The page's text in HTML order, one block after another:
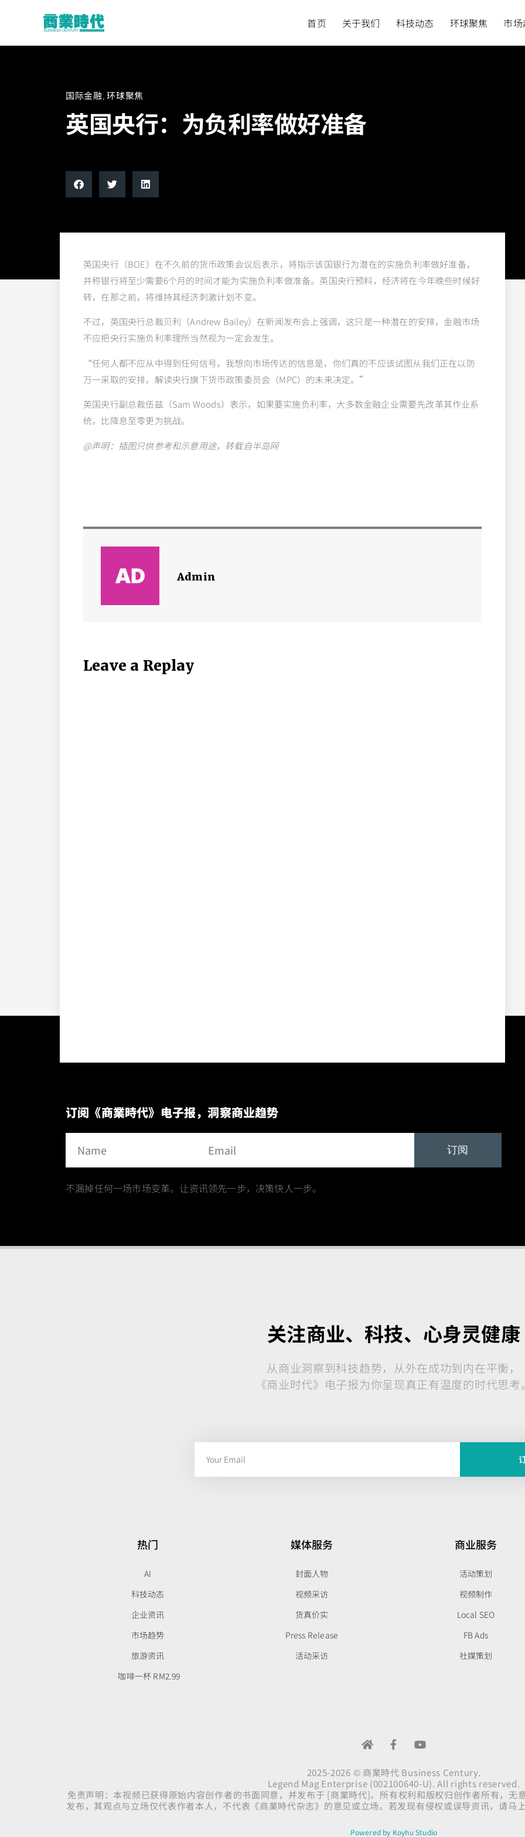
首页 关于我们 科技动态 环球聚焦 市
国际金融 ,环球聚焦
英国央行：为负利率做好准备
英国央行（BOE）在不久前的货币政策会议后表示，将指示该国银行为潜在的实施负利率做好准备，
并称银行将至少需要6个月的时间才能为实施负利率做准备。英国央行预料，经济将在今年晚些时候好
转，在那之前，将维持其经济刺激计划不变。
不过，英国央行总裁贝利（Andrew Bailey）在新闻发布会上强调，这只是一种潜在的安排，金融市场
不应把央行实施负利率理所当然视为一定会发生。
“任何人都不应从中得到任何信号。我想向市场传达的信息是，你们真的不应该试图从我们正在以防
万一采取的安排，解读央行旗下货币政策委员会（MPC）的未来决定。”
英国央行副总裁伍兹（Sam Woods）表示，如果要实施负利率，大多数金融企业需要先改革其作业系
统，比降息至零更为挑战。
@声明：插图只供参考和示意用途，转载自半岛网
Admin
Leave a Replay
订阅《商業時代》电子报，洞察商业趋势
订阅
不漏掉任何一场市场变革。让资讯领先一步，决策快人一步。
关注商业、科技、心身灵健康
从商业洞察到科技趋势，从外在成功到内在平衡，
《商业时代》电子报为你呈现真正有温度的时代思考
热门
AI
科技动态
企业资讯
市场趋势
旅游资讯
咖啡一杯 RM2.99
媒体服务
封面人物
视频采访
货真价实
Press Release
活动采访
商业服务
活动策划
视频制作
Local SEO
FB Ads
社媒策划
2025-2026 © 商業時代 Business Century.
Legend Mag Enterprise (002100640-U). All rights reserved.
免责声明：本视频已获得原始内容创作者的书面同意，并发布于 [商業時代]。所有权利和版权归创作者所有，无
发布，其观点与立场仅代表作者本人，不代表《商業時代杂志》的意见或立场。若发现有侵权或误导资讯，请马
Powered by Koyhu Studio